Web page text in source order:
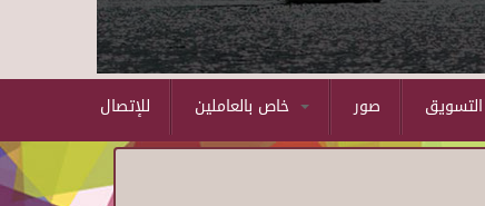
للإتصال صور التسويق